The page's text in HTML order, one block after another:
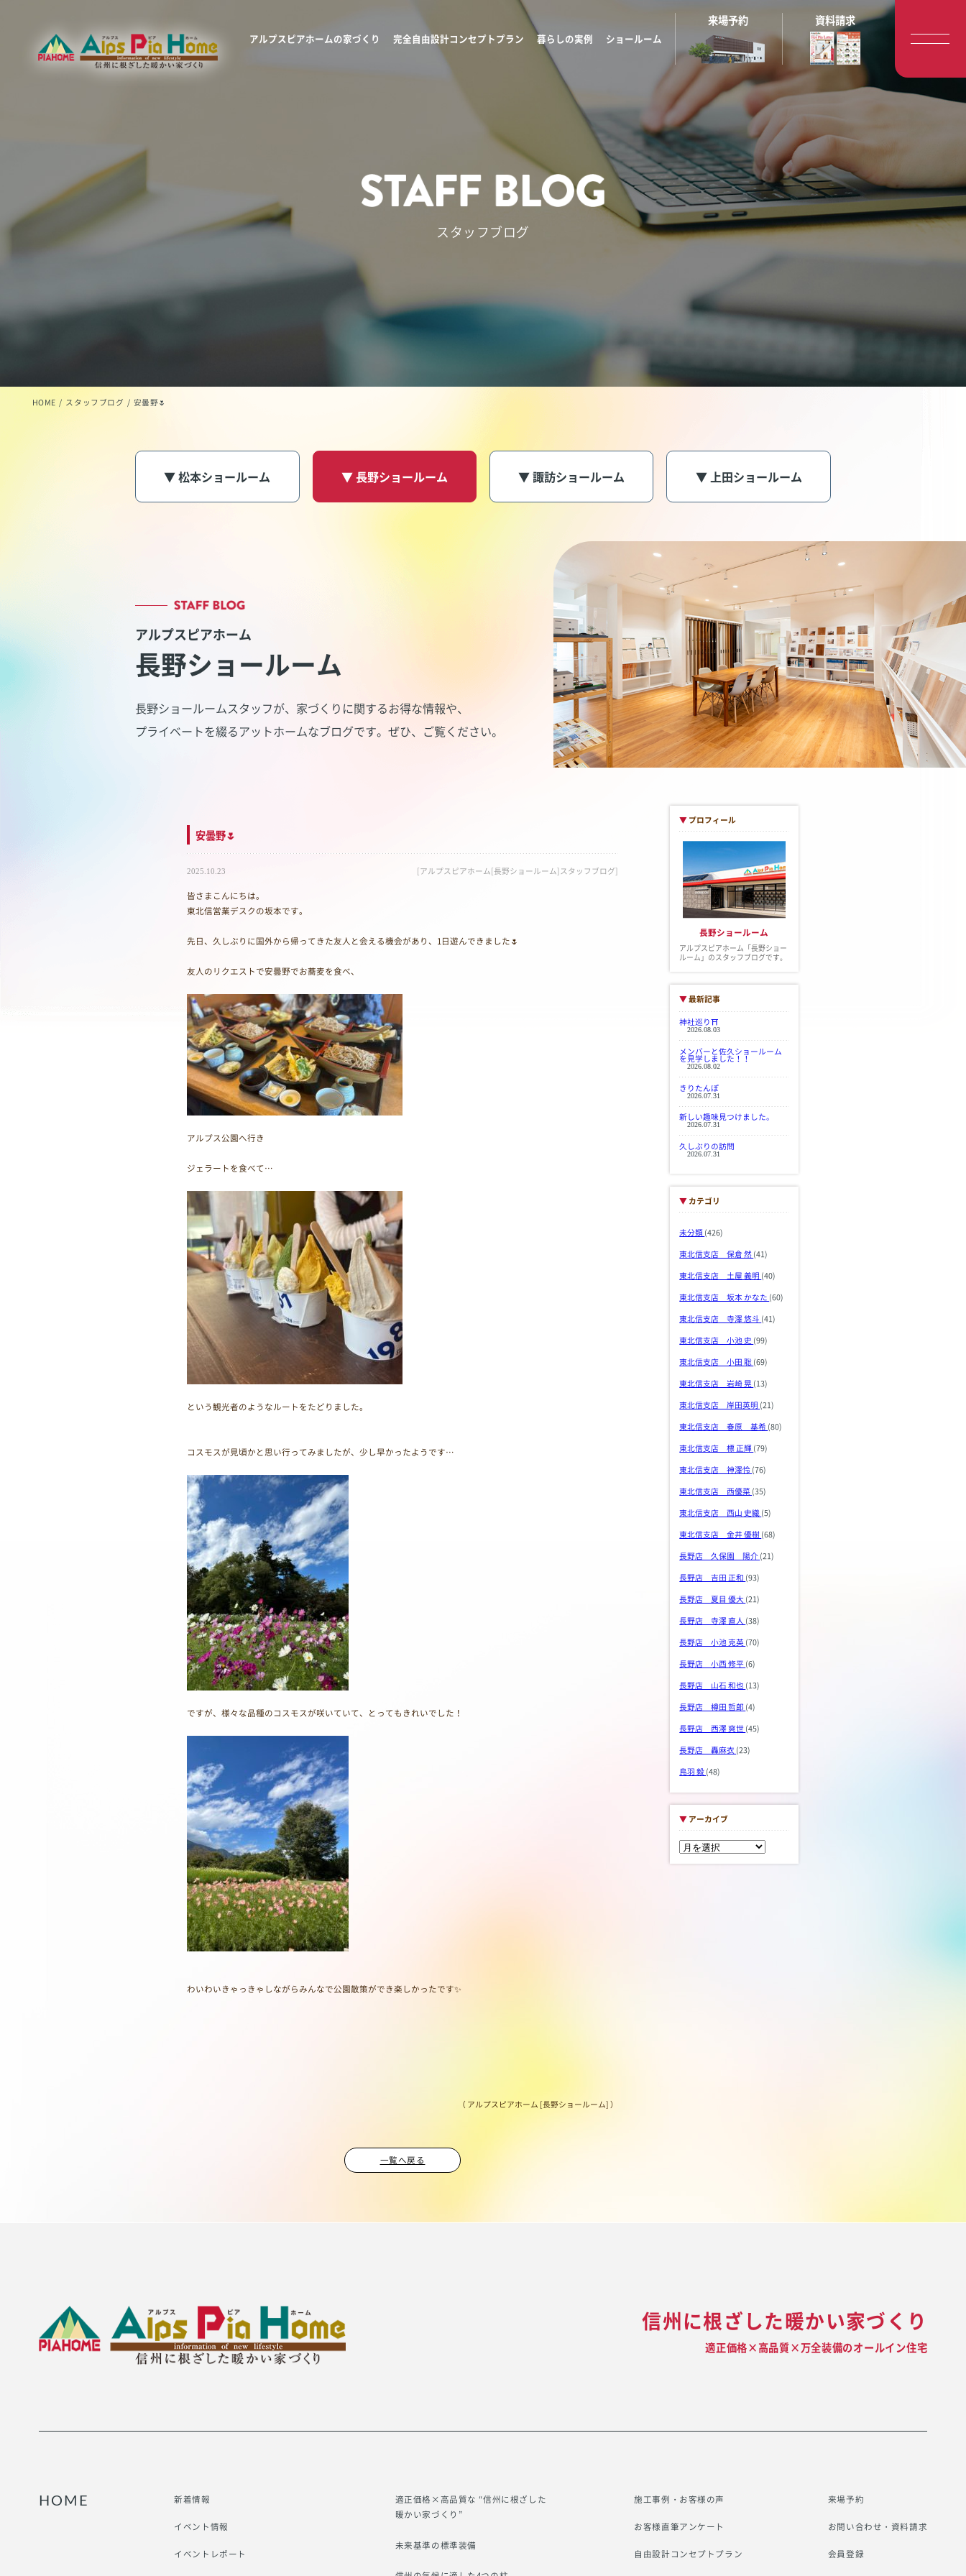
アルプスピアホームの家づくり 完全自由設計コンセプトプラン 暮らしの実例 ショールーム
来場予約 資料請求
スタッフブログ
HOME スタッフブログ 安曇野🌷
▼ 松本ショールーム ▼ 長野ショールーム ▼ 諏訪ショールーム ▼ 上田ショールーム
アルプスピアホーム
長野ショールーム
長野ショールームスタッフが、家づくりに関するお得な情報や、
プライベートを綴るアットホームなブログです。ぜひ、ご覧ください。
安曇野🌷
2025.10.23 [アルプスピアホーム[長野ショールーム]スタッフブログ]
皆さまこんにちは。
東北信営業デスクの坂本です。
先日、久しぶりに国外から帰ってきた友人と会える機会があり、1日遊んできました🌷
友人のリクエストで安曇野でお蕎麦を食べ、
アルプス公園へ行き
ジェラートを食べて…
という観光者のようなルートをたどりました。
コスモスが見頃かと思い行ってみましたが、少し早かったようです…
ですが、様々な品種のコスモスが咲いていて、とってもきれいでした！
わいわいきゃっきゃしながらみんなで公園散策ができ楽しかったです✨
（ アルプスピアホーム [長野ショールーム] ）
一覧へ戻る
▼ プロフィール
長野ショールーム
アルプスピアホーム「長野ショー
ルーム」のスタッフブログです。
▼最新記事
神社巡り⛩
2026.08.03
メンバーと佐久ショールーム
を見学しました！！
2026.08.02
きりたんぽ
2026.07.31
新しい趣味見つけました。
2026.07.31
久しぶりの訪問
2026.07.31
▼ カテゴリ
未分類 (426)
東北信支店 保倉 然 (41)
東北信支店 土屋 義明 (40)
東北信支店 坂本 かなた (60)
東北信支店 寺澤 悠斗 (41)
東北信支店 小池 史 (99)
東北信支店 小田 聡 (69)
東北信支店 岩崎 晃 (13)
東北信支店 岸田英明 (21)
東北信支店 春原 基希 (80)
東北信支店 標 正輝 (79)
東北信支店 神澤怜 (76)
東北信支店 西優菜 (35)
東北信支店 西山 史織 (5)
東北信支店 金井 優樹 (68)
長野店 久保園 陽介 (21)
長野店 吉田 正和 (93)
長野店 夏目 優大 (21)
長野店 寺澤 直人 (38)
長野店 小池 克英 (70)
長野店 小西 修平 (6)
長野店 山石 和也 (13)
長野店 樽田 哲郎 (4)
長野店 西澤 爽世 (45)
長野店 轟麻衣 (23)
鳥羽 毅 (48)
▼ アーカイブ
信州に根ざした暖かい家づくり
適正価格×高品質×万全装備のオールイン住宅
HOME 新着情報
イベント情報
イベントレポート
適正価格×高品質な “信州に根ざした
暖かい家づくり”
未来基準の標準装備
施工事例・お客様の声
お客様直筆アンケート
自由設計コンセプトプラン
来場予約
お問い合わせ・資料請求
会員登録